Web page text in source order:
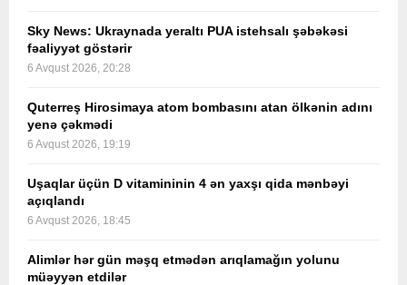
Sky News: Ukraynada yeraltı PUA istehsalı şəbəkəsi
fəaliyyət göstərir
6 Avqust 2026, 20:28
Quterreş Hirosimaya atom bombasını atan ölkənin adını
yenə çəkmədi
6 Avqust 2026, 19:19
Uşaqlar üçün D vitamininin 4 ən yaxşı qida mənbəyi
açıqlandı
6 Avqust 2026, 18:45
Alimlər hər gün məşq etmədən arıqlamağın yolunu
müəyyən etdilər